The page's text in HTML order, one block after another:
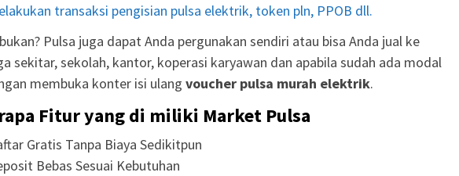
transaksi pengisian pulsa elektrik, token pln, PPOB dll.
Pulsa juga dapat Anda pergunakan sendiri atau bisa Anda jual ke
sekitar, sekolah, kantor, koperasi karyawan dan apabila sudah ada modal
membuka konter isi ulang voucher pulsa murah elektrik.
Fitur yang di miliki Market Pulsa
Gratis Tanpa Biaya Sedikitpun
Bebas Sesuai Kebutuhan